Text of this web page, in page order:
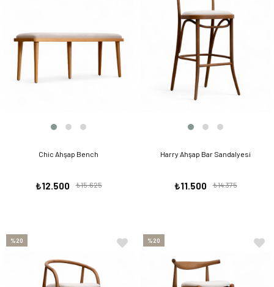
Chic Ahşap Bench
₺12.500 ₺15.625
Harry Ahşap Bar Sandalyesi
₺11.500 ₺14.375
%20 %20